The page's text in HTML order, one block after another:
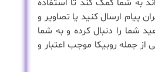
به شما کمک کند تا استفاده
پیام ارسال کنید یا تصاویر و
شما را دنبال کرده و به شما
جمله روبیکا موجب اعتبار و